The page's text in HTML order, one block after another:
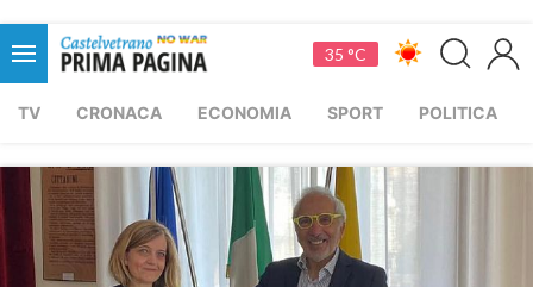
35 °C
TV CRONACA ECONOMIA SPORT POLITICA